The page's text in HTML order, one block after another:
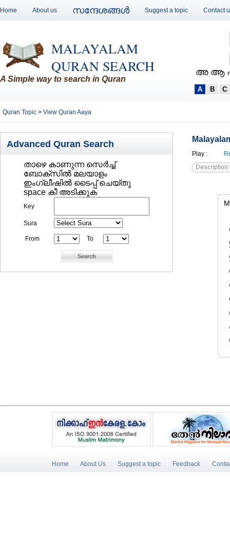
Home About us സന്ദേശങ്ങള്‍ Suggest a topic Contact
MALAYALAM
QURAN SEARCH
A Simple way to search in Quran
അ ആ
A B C
Quran Topic > View Quran Aaya
Advanced Quran Search
താഴെ കാണുന്ന സെര്‍ച്ച്‌
ബോക്സില്‍ മലയാളം
ഇംഗ്ലീഷില്‍ ടൈപ്പ് ചെയ്തു
space കീ അടിക്കുക
Key
Sura
From To
Play :
Home About Us Suggest a topic Feedback